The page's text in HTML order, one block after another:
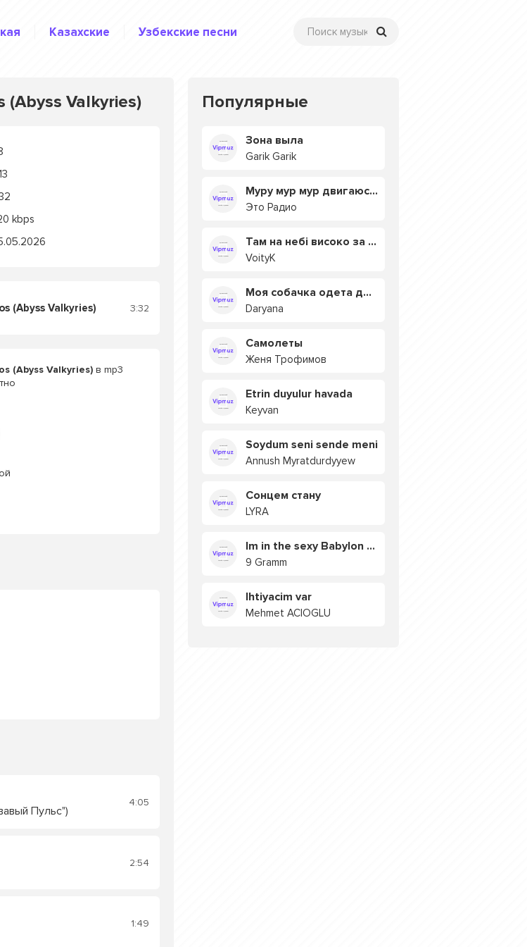
Казахские Узбекские песни
(Abyss Valkyries)
kbps
(Abyss Valkyries) 3:32
(Abyss Valkyries)в mp3
Пульс")
4:05
2:54
1:49
Популярные
Зона выла
Garik Garik
Муру мур мур двигаюсь на мурмулях
Это Радио
Там на небі високо за хмарами
VoityK
Моя собачка одета дороже тебя
Daryana
Самолеты
Женя Трофимов
Etrin duyulur havada
Keyvan
Soydum seni sende meni
Annush Myratdurdyyew
Сонцем стану
LYRA
Im in the sexy Babylon БУЯ
9 Gramm
Ihtiyacim var
Mehmet ACIOGLU